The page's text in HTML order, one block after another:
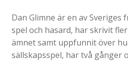
Dan Glimne är en av Sveriges
spel och hasard, har skrivit
ämnet samt uppfunnit över
sällskapsspel, har två gånger